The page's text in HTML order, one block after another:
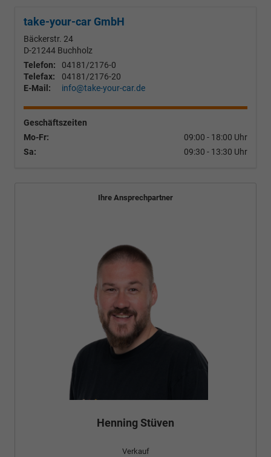
take-your-car GmbH
Bäckerstr. 24
D-21244 Buchholz
Telefon:
04181/2176-0
Telefax:
04181/2176-20
E-Mail:
info@take-your-car.de
Geschäftszeiten
Mo-Fr:
09:00 - 18:00 Uhr
Sa:
09:30 - 13:30 Uhr
Ihre Ansprechpartner
Henning Stüven
Verkauf